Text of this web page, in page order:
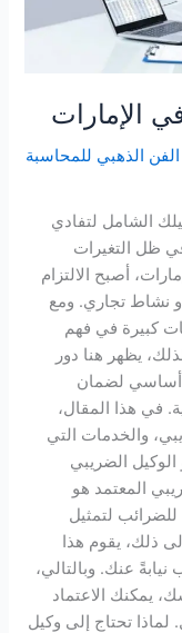
الإمارات
الذهبي للمحاسبة
الشامل لتفادي
وتحقيق الامتثال الضريبي 2026 في ظل التغيرات
أصبح الالتزام
نشاط تجاري. ومع
كبيرة في فهم
يظهر هنا دور
أساسي لضمان
في هذا المقال،
والخدمات التي
الضريبي
المعتمد هو
لتمثيل
ذلك، يقوم هذا
نيابةً عنك. وبالتالي،
يمكنك الاعتماد
تحتاج إلى وكيل